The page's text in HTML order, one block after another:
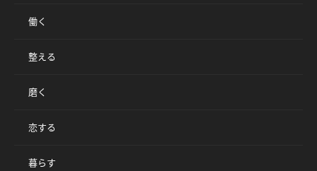
働く
整える
磨く
恋する
暮らす